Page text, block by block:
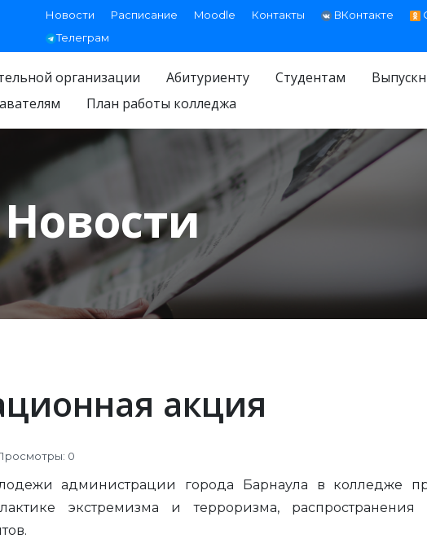
Новости Расписание Moodle Контакты ВКонтакте
Телеграм
организации Абитуриенту Студентам
План работы колледжа
Новости
акция
0
администрации города Барнаула в колледже
экстремизма и терроризма, распространения